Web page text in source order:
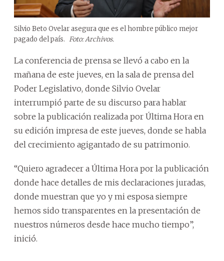
Silvio Beto Ovelar asegura que es el hombre público mejor
pagado del país. Foto: Archivos.
La conferencia de prensa se llevó a cabo en la
mañana de este jueves, en la sala de prensa del
Poder Legislativo, donde Silvio Ovelar
interrumpió parte de su discurso para hablar
sobre la publicación realizada por Última Hora en
su edición impresa de este jueves, donde se habla
del crecimiento agigantado de su patrimonio.
“Quiero agradecer a Última Hora por la publicación
donde hace detalles de mis declaraciones juradas,
donde muestran que yo y mi esposa siempre
hemos sido transparentes en la presentación de
nuestros números desde hace mucho tiempo”,
inició.